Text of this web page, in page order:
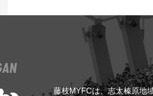
藤枝MYFCは、志太榛原地